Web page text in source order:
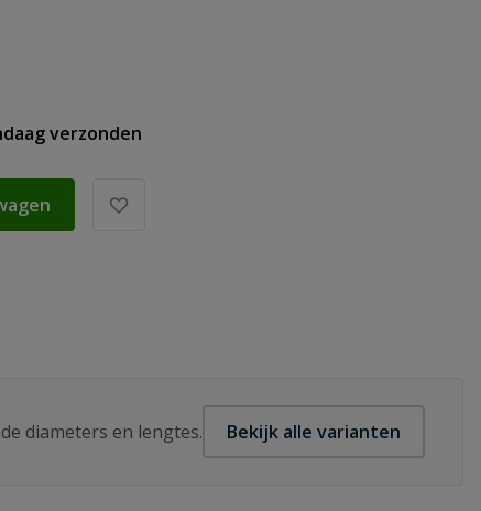
verzonden
diameters en lengtes. Bekijk alle varianten